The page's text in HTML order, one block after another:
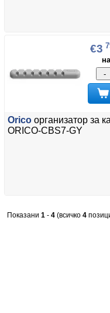
€3
-
Orico организатор за
ORICO-CBS7-GY
Показани 1 - 4 (всичко 4